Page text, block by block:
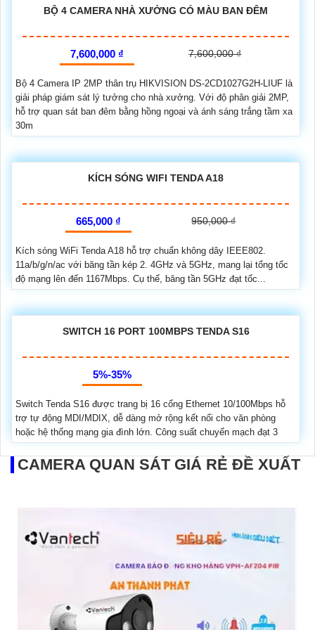
BỘ 4 CAMERA NHÀ XƯỞNG CÓ MÀU BAN ĐÊM
7,600,000 ₫ 7,600,000 ₫
Bộ 4 Camera IP 2MP thân trụ HIKVISION DS-2CD1027G2H-LIUF là
giải pháp giám sát lý tưởng cho nhà xưởng. Với độ phân giải 2MP,
hỗ trợ quan sát ban đêm bằng hồng ngoại và ánh sáng trắng tầm xa
30m
KÍCH SÓNG WIFI TENDA A18
665,000 ₫ 950,000 ₫
Kích sóng WiFi Tenda A18 hỗ trợ chuẩn không dây IEEE802.
11a/b/g/n/ac với băng tần kép 2. 4GHz và 5GHz, mang lại tổng tốc
độ mạng lên đến 1167Mbps. Cụ thể, băng tần 5GHz đạt tốc...
SWITCH 16 PORT 100MBPS TENDA S16
5%-35%
Switch Tenda S16 được trang bị 16 cổng Ethernet 10/100Mbps hỗ
trợ tự động MDI/MDIX, dễ dàng mở rộng kết nối cho văn phòng
hoặc hệ thống mạng gia đình lớn. Công suất chuyển mạch đạt 3
CAMERA QUAN SÁT GIÁ RẺ ĐỀ XUẤT